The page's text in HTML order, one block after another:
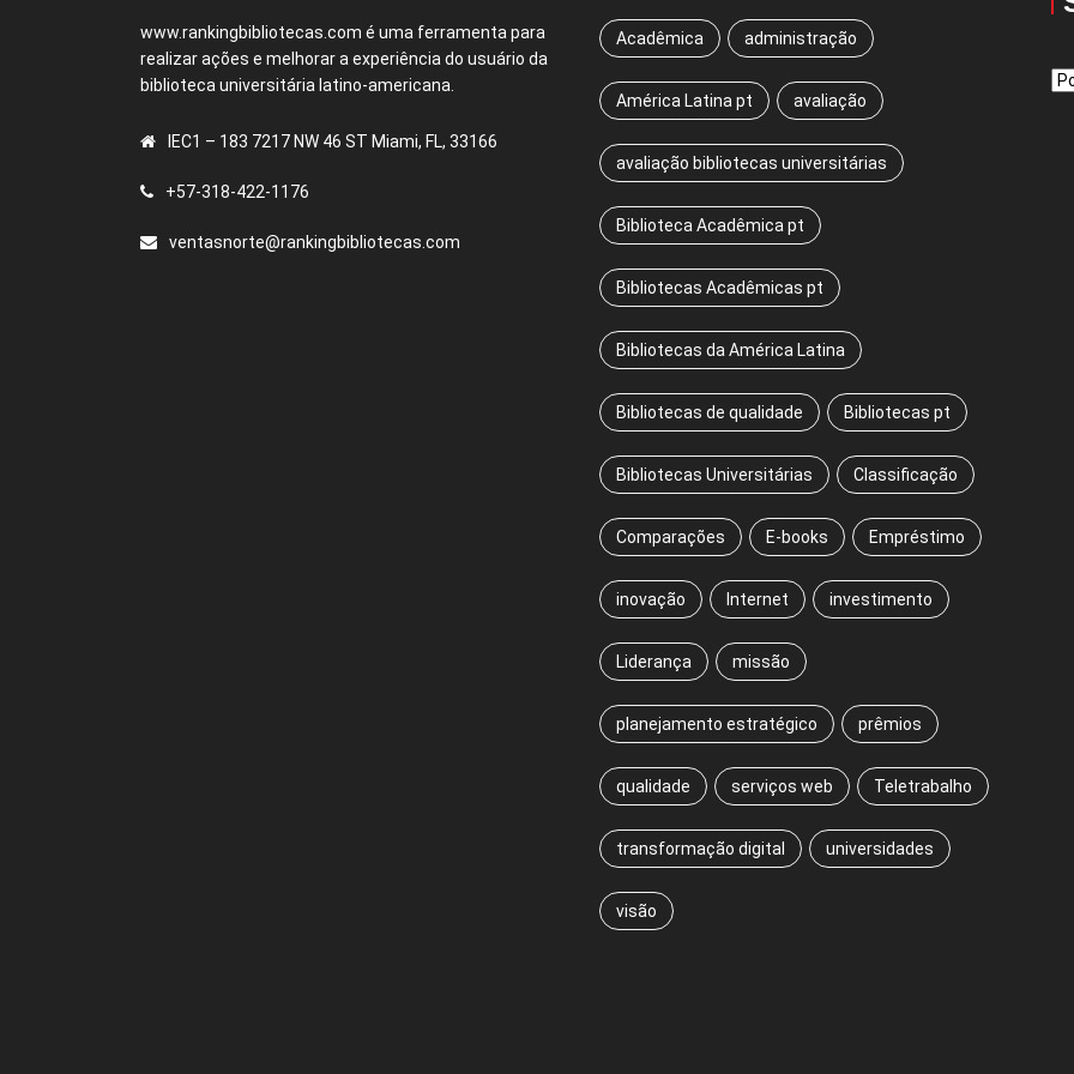
www.rankingbibliotecas.com é uma ferramenta para
realizar ações e melhorar a experiência do usuário da
biblioteca universitária latino-americana.
IEC1 – 183 7217 NW 46 ST Miami, FL, 33166
+57-318-422-1176
ventasnorte@rankingbibliotecas.com
Acadêmica administração
América Latina pt avaliação
avaliação bibliotecas universitárias
Biblioteca Acadêmica pt
Bibliotecas Acadêmicas pt
Bibliotecas da América Latina
Bibliotecas de qualidade Bibliotecas pt
Bibliotecas Universitárias Classificação
Comparações E-books Empréstimo
inovação Internet investimento
Liderança missão
planejamento estratégico prêmios
qualidade serviços web Teletrabalho
transformação digital universidades
visão